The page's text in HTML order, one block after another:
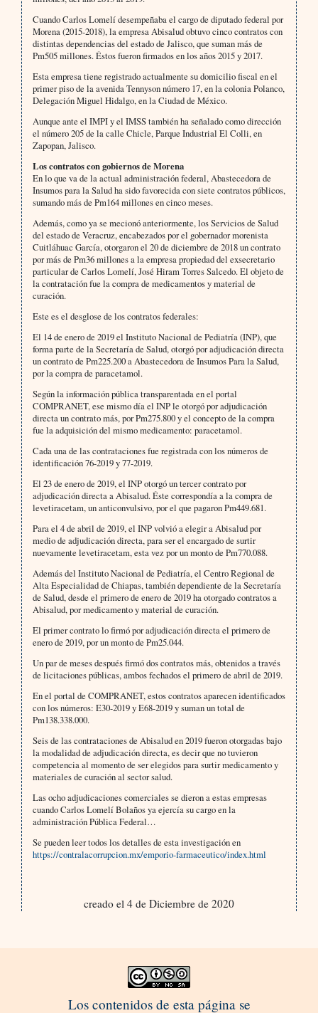
Cuando Carlos Lomelí desempeñaba el cargo de diputado federal por
Morena (2015-2018), la empresa Abisalud obtuvo cinco contratos con
distintas dependencias del estado de Jalisco, que suman más de
Pm505 millones. Éstos fueron firmados en los años 2015 y 2017.
Esta empresa tiene registrado actualmente su domicilio fiscal en el
primer piso de la avenida Tennyson número 17, en la colonia Polanco,
Delegación Miguel Hidalgo, en la Ciudad de México.
Aunque ante el IMPI y el IMSS también ha señalado como dirección
el número 205 de la calle Chicle, Parque Industrial El Colli, en
Zapopan, Jalisco.
Los contratos con gobiernos de Morena
En lo que va de la actual administración federal, Abastecedora de
Insumos para la Salud ha sido favorecida con siete contratos públicos,
sumando más de Pm164 millones en cinco meses.
Además, como ya se mecionó anteriormente, los Servicios de Salud
del estado de Veracruz, encabezados por el gobernador morenista
Cuitláhuac García, otorgaron el 20 de diciembre de 2018 un contrato
por más de Pm36 millones a la empresa propiedad del exsecretario
particular de Carlos Lomelí, José Hiram Torres Salcedo. El objeto de
la contratación fue la compra de medicamentos y material de
curación.
Este es el desglose de los contratos federales:
El 14 de enero de 2019 el Instituto Nacional de Pediatría (INP), que
forma parte de la Secretaría de Salud, otorgó por adjudicación directa
un contrato de Pm225.200 a Abastecedora de Insumos Para la Salud,
por la compra de paracetamol.
Según la información pública transparentada en el portal
COMPRANET, ese mismo día el INP le otorgó por adjudicación
directa un contrato más, por Pm275.800 y el concepto de la compra
fue la adquisición del mismo medicamento: paracetamol.
Cada una de las contrataciones fue registrada con los números de
identificación 76-2019 y 77-2019.
El 23 de enero de 2019, el INP otorgó un tercer contrato por
adjudicación directa a Abisalud. Éste correspondía a la compra de
levetiracetam, un anticonvulsivo, por el que pagaron Pm449.681.
Para el 4 de abril de 2019, el INP volvió a elegir a Abisalud por
medio de adjudicación directa, para ser el encargado de surtir
nuevamente levetiracetam, esta vez por un monto de Pm770.088.
Además del Instituto Nacional de Pediatría, el Centro Regional de
Alta Especialidad de Chiapas, también dependiente de la Secretaría
de Salud, desde el primero de enero de 2019 ha otorgado contratos a
Abisalud, por medicamento y material de curación.
El primer contrato lo firmó por adjudicación directa el primero de
enero de 2019, por un monto de Pm25.044.
Un par de meses después firmó dos contratos más, obtenidos a través
de licitaciones públicas, ambos fechados el primero de abril de 2019.
En el portal de COMPRANET, estos contratos aparecen identificados
con los números: E30-2019 y E68-2019 y suman un total de
Pm138.338.000.
Seis de las contrataciones de Abisalud en 2019 fueron otorgadas bajo
la modalidad de adjudicación directa, es decir que no tuvieron
competencia al momento de ser elegidos para surtir medicamento y
materiales de curación al sector salud.
Las ocho adjudicaciones comerciales se dieron a estas empresas
cuando Carlos Lomelí Bolaños ya ejercía su cargo en la
administración Pública Federal…
Se pueden leer todos los detalles de esta investigación en
https://contralacorrupcion.mx/emporio-farmaceutico/index.html
creado el 4 de Diciembre de 2020
Los contenidos de esta página se